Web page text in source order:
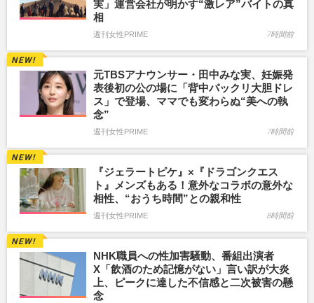
実」運営会社が明かす“激レア”バイトの真
相
週刊女性PRIME 7時間前
元TBSアナウンサー・田中みな実、妊娠発
表後初の公の場に「背中パックリ大胆ドレ
ス」で登場、ママでも変わらぬ“美への執
念”
週刊女性PRIME 7時間前
『ジェラートピケ』×『ドラゴンクエス
ト』メンズもある！意外なコラボの意外な
相性、“おうち時間”との親和性
週刊女性PRIME 8時間前
NHK職員への性加害騒動、番組出演者
X「飲酒のため記憶がない」言い訳が大炎
上、ピークに達した不信感と二次被害の懸
念